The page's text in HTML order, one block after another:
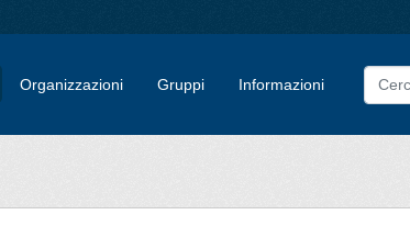
Organizzazioni Gruppi Informazioni